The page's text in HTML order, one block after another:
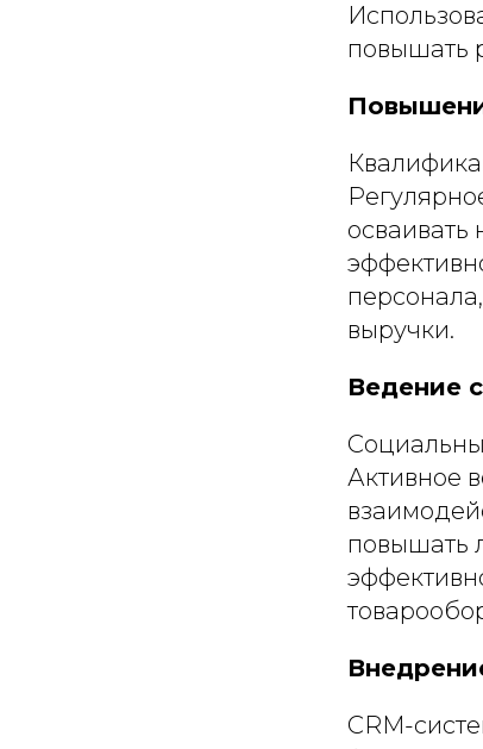
повышать
выручки.
Ведение
Активное
повышать
CRM-